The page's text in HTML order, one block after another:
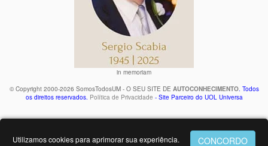
in memoriam
© Copyright 2000-2026 SomosTodosUM - O SEU SITE DE AUTOCONHECIMENTO. Todos
os direitos reservados. Política de Privacidade - Site Parceiro do UOL Universa
Utilizamos cookies para aprimorar sua experiência.